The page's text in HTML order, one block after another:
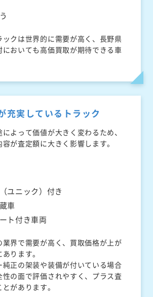
ックは世界的に需要が高く、長野県
においても高価買取が期待できる車
充実しているトラック
によって価値が大きく変わるため、
が査定額に大きく影響します。
ユニック）付き
車
ト付き車両
業界で需要が高く、買取価格が上が
ります。
純正の架装や装備が付いている場合
性の面で評価されやすく、プラス査
があります。